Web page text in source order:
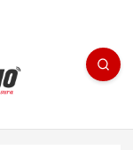
editorial